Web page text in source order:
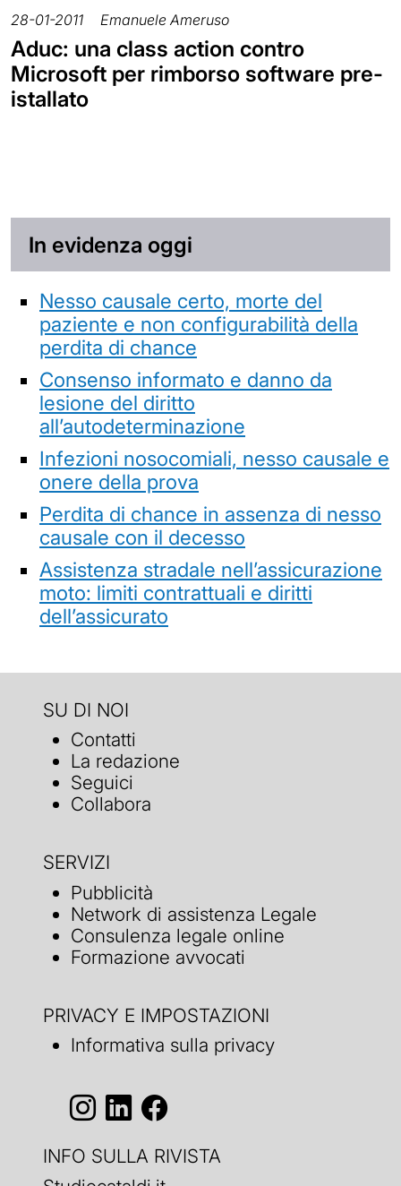
28-01-2011 Emanuele Ameruso
Aduc: una class action contro
Microsoft per rimborso software pre-
istallato
In evidenza oggi
Nesso causale certo, morte del
paziente e non configurabilità della
perdita di chance
Consenso informato e danno da
lesione del diritto
all’autodeterminazione
Infezioni nosocomiali, nesso causale e
onere della prova
Perdita di chance in assenza di nesso
causale con il decesso
Assistenza stradale nell’assicurazione
moto: limiti contrattuali e diritti
dell’assicurato
SU DI NOI
Contatti
La redazione
Seguici
Collabora
SERVIZI
Pubblicità
Network di assistenza Legale
Consulenza legale online
Formazione avvocati
PRIVACY E IMPOSTAZIONI
Informativa sulla privacy
INFO SULLA RIVISTA